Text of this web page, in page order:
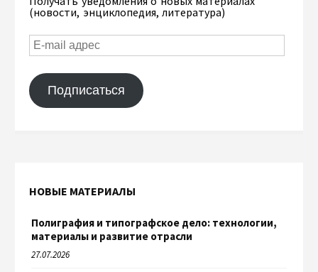
(новости, энциклопедия, литература)
Подписаться
НОВЫЕ МАТЕРИАЛЫ
Полиграфия и типографское дело: технологии,
материалы и развитие отрасли
27.07.2026